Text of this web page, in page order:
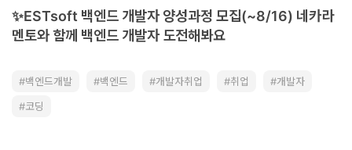
언
✨ESTsoft 백엔드 개발자 양성과정 모집(~8/16) 네카라
멘토와 함께 백엔드 개발자 도전해봐요
백엔드개발 백엔드 개발자취업 취업
개발자
코딩